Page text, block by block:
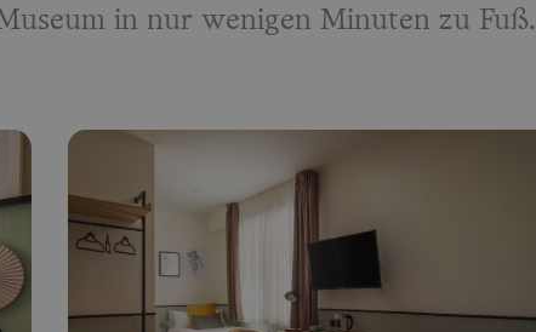
in nur wenigen Minuten zu Fuß.